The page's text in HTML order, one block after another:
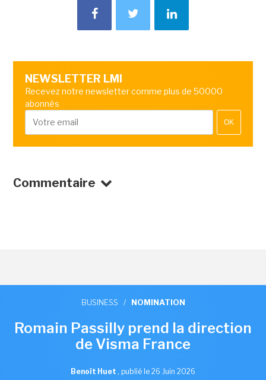
NEWSLETTER LMI
Recevez notre newsletter comme plus de 50000
abonnés
OK
Commentaire
BUSINESS / NOMINATION
Romain Passilly prend la direction
de Visma France
Benoît Huet , publié le 26 Juin 2026